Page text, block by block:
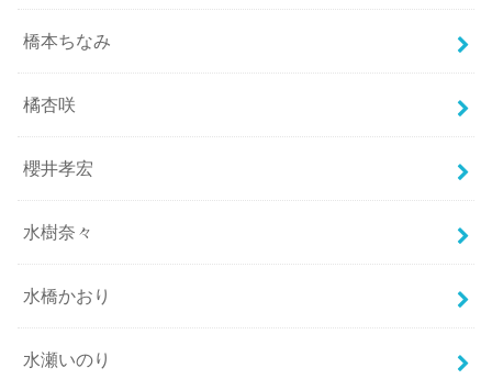
橋本ちなみ
橘杏咲
櫻井孝宏
水樹奈々
水橋かおり
水瀬いのり